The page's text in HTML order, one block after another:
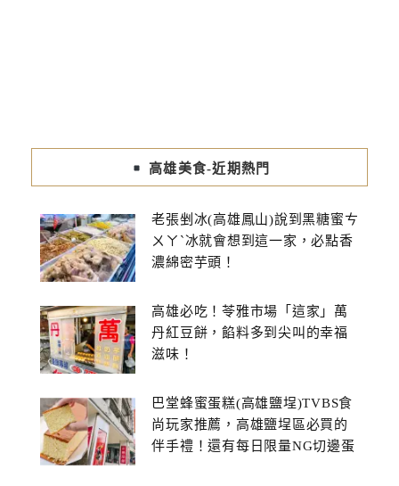
高雄美食-近期熱門
老張剉冰(高雄鳳山)說到黑糖蜜ㄘ
ㄨㄚˋ冰就會想到這一家，必點香
濃綿密芋頭！
高雄必吃！苓雅市場「這家」萬
丹紅豆餅，餡料多到尖叫的幸福
滋味！
巴堂蜂蜜蛋糕(高雄鹽埕)TVBS食
尚玩家推薦，高雄鹽埕區必買的
伴手禮！還有每日限量NG切邊蛋